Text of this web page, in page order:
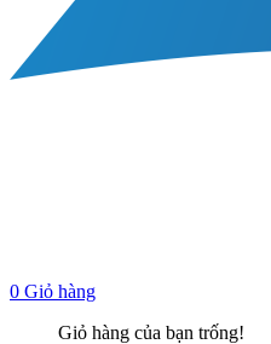
0 Giỏ hàng
Giỏ hàng của bạn trống!